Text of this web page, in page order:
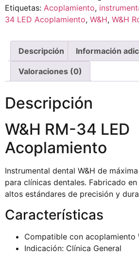
Etiquetas: Acoplamiento,
34 LED Acoplamiento, W&H, W&H
Descripción Información
Valoraciones (0)
Descripción
W&H RM-34 LED
Acoplamiento
Instrumental dental W&H de
para clínicas dentales. Fabricado
altos estándares de precisión y
Características
Compatible con acoplamiento
Indicación: Clínica General